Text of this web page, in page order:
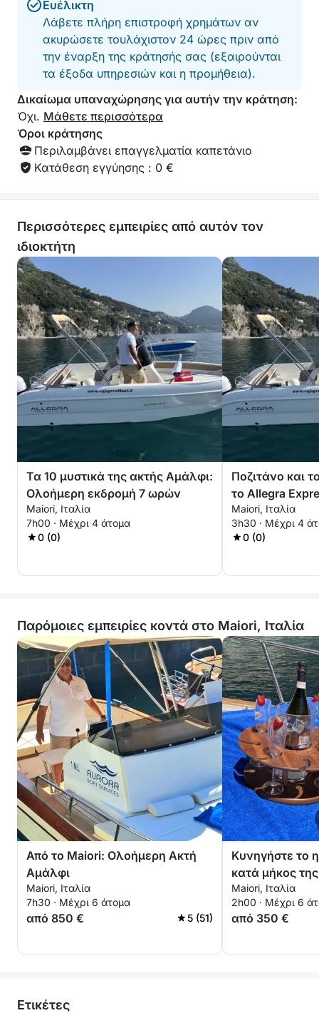
αναμνήσεις με τους ανθρώπους που αγαπάτε.
Περιλαμβάνονται καύσιμα.
Μην διστάσετε να επικοινωνήσετε μαζί μου στο
Click&Boat για πληροφορίες και για να κάνετε
κράτηση σε αυτό το σκάφος υψηλών επιδόσεων και
να δημιουργήσετε αξέχαστες αναμνήσεις με την
οικογένεια και τους φίλους σας!
Ευέλικτη
Λάβετε πλήρη επιστροφή χρημάτων αν
ακυρώσετε τουλάχιστον 24 ώρες πριν από
την έναρξη της κράτησής σας (εξαιρούνται
τα έξοδα υπηρεσιών και η προμήθεια).
Δικαίωμα υπαναχώρησης για αυτήν την κράτηση:
Όχι. Μάθετε περισσότερα
Όροι κράτησης
Περιλαμβάνει επαγγελματία καπετάνιο
Κατάθεση εγγύησης : 0 €
Περισσότερες εμπειρίες από αυτόν τον
ιδιοκτήτη
Τα 10 μυστικά της ακτής Αμάλφι:
Ολοήμερη εκδρομή 7 ωρών
Maiori, Ιταλία
7h00 · Μέχρι 4 άτομα
0 (0)
Ποζιτάνο και
το Allegra
Maiori, Ιταλία
3h30 · Μέχρι 4
0 (0)
Παρόμοιες εμπειρίες κοντά στο Maiori, Ιταλία
Από το Maiori: Ολοήμερη Ακτή
Αμάλφι
Maiori, Ιταλία
7h30 · Μέχρι 6 άτομα
από 850 € 5 (51)
Κυνηγήστε το
κατά μήκος
Αμάλφι
Maiori, Ιταλία
2h00 · Μέχρι 6
από 350 €
Eτικέτες